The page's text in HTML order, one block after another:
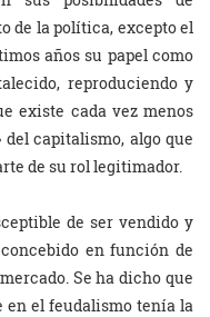
de la política, excepto el
años su papel como
reproduciendo y
existe cada vez menos
capitalismo, algo que
de su rol legitimador.
de ser vendido y
en función de
Se ha dicho que
en el feudalismo tenía la